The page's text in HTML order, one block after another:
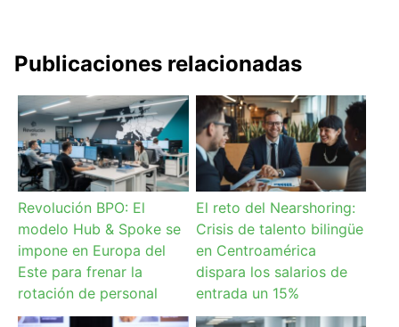
Publicaciones relacionadas
Revolución BPO: El
modelo Hub & Spoke se
impone en Europa del
Este para frenar la
rotación de personal
El reto del Nearshoring:
Crisis de talento bilingüe
en Centroamérica
dispara los salarios de
entrada un 15%